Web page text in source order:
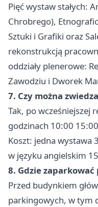
Pięć wystaw stałych:
Chrobrego),
Sztuki i Grafiki oraz
rekonstrukcją
oddziały plenerowe:
Zawodziu i Dworek
7. Czy można
Tak, po wcześniejszej
godzinach 10:00
Koszt: jedna wystawa
w języku angielskim
8. Gdzie
Przed budynkiem
parkingowych, w tym